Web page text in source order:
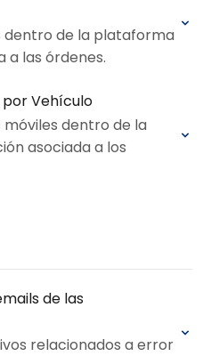
dentro de la plataforma
a las órdenes.
Vehículo
móviles dentro de la
asociada a los
de las
relacionados a error